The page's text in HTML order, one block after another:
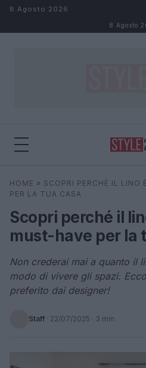
Salta al contenuto
8 Agosto 2026
8 Agosto
Cerca
HOME » SCOPRI PERCHÉ IL LINO
PER LA TUA CASA
Scopri perché il
must-have per la
Non crederai mai a quanto il
modo di vivere gli spazi.
preferito dai designer!
Staff · 22/07/2025 · 3 min